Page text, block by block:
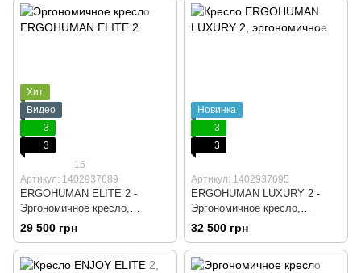
Хит
Видео
3
3
15
Артикул: 1402937689
ERGOHUMAN ELITE 2 -
Эргономичное кресло,
Черный, Компьютерное,
Игровое, Геймерское,
Крестовина алюминий, Сетка,
Черный пластик, Динамичная
29 500 грн
Новинка
3
3
Артикул: 1402937695
ERGOHUMAN LUXURY 2 -
Эргономичное кресло,
Черный, Компьютерное,
Игровое, Геймерское,
Крестовина алюминий, Сетка,
Черный пластик, Динамичная
32 500 грн